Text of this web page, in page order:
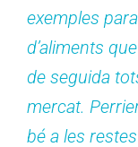
exemples
d’aliments
de seguida
mercat.
bé a les